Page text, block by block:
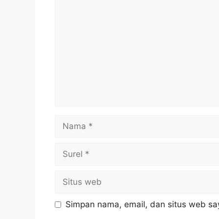
Nama
Surel
Situs
web
Simpan nama, email, dan situs web